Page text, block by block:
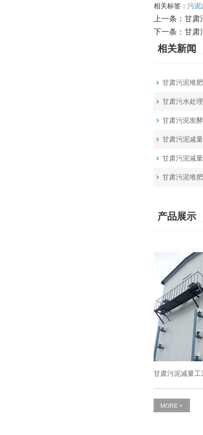
相关标签： 污泥
上一条： 甘肃
下一条： 甘肃
相关新闻
甘肃污泥堆
甘肃污水处
甘肃污泥发
甘肃污泥减
甘肃污泥减
甘肃污泥堆
产品展示
甘肃污泥减量工
MORE >